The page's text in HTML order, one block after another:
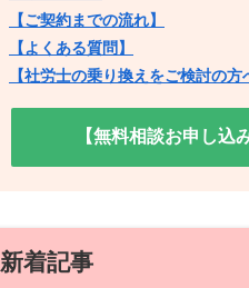
【ご契約までの流れ】
【よくある質問】
【社労士の乗り換えをご検討の方
【無料相談お申し込み
新着記事